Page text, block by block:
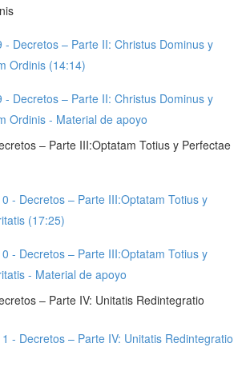
- Decretos – Parte II: Christus Dominus y
Ordinis (14:14)
- Decretos – Parte II: Christus Dominus y
Ordinis - Material de apoyo
– Parte III:Optatam Totius y Perfectae
- Decretos – Parte III:Optatam Totius y
(17:25)
- Decretos – Parte III:Optatam Totius y
- Material de apoyo
– Parte IV: Unitatis Redintegratio
- Decretos – Parte IV: Unitatis Redintegratio